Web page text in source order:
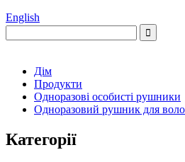
English
Дім
Продукти
Одноразові особисті рушники
Одноразовий рушник для
Категорії